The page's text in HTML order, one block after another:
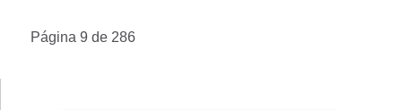
Página 9 de 286